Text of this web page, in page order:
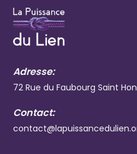
Adresse:
72 Rue du Faubourg Saint
Contact: